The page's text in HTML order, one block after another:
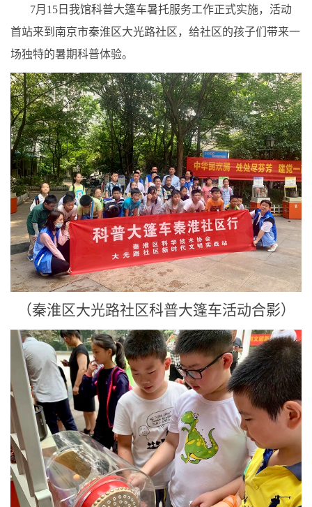
7月15日我馆科普大篷车暑托服务工作正式实施，活动
首站来到南京市秦淮区大光路社区，给社区的孩子们带来一
场独特的暑期科普体验。
（秦淮区大光路社区科普大篷车活动合影）